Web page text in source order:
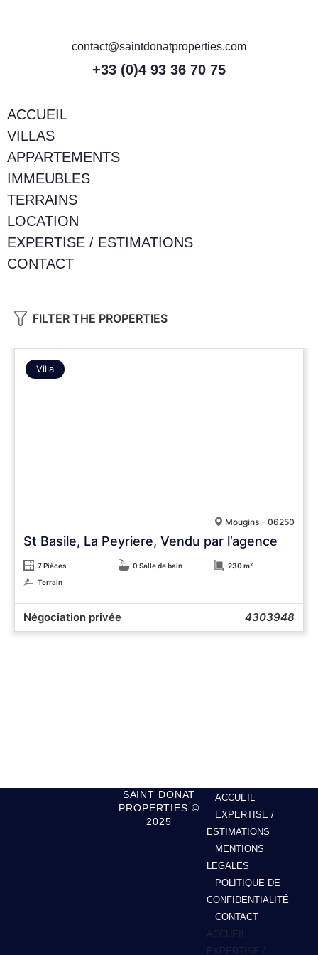
contact@saintdonatproperties.com
+33 (0)4 93 36 70 75
ACCUEIL
VILLAS
APPARTEMENTS
IMMEUBLES
TERRAINS
LOCATION
EXPERTISE / ESTIMATIONS
CONTACT
FILTER THE PROPERTIES
Villa
Mougins - 06250
St Basile, La Peyriere, Vendu par l’agence
7 Pièces 0 Salle de bain
230 m²
Terrain
Négociation privée 4303948
SAINT DONAT
PROPERTIES ©
2025
ACCUEIL
EXPERTISE /
ESTIMATIONS
MENTIONS
LEGALES
POLITIQUE DE
CONFIDENTIALITÉ
CONTACT
ACCUEIL
EXPERTISE /